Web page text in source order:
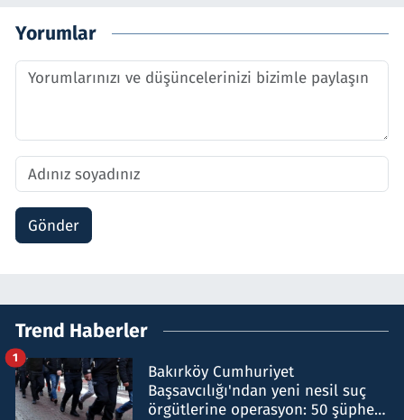
Yorumlar
Gönder
Trend Haberler
Bakırköy Cumhuriyet
Başsavcılığı'ndan yeni nesil suç
örgütlerine operasyon: 50 şüpheli
1